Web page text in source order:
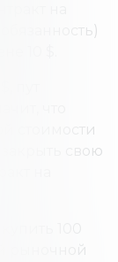
на
10 $.
пут
что
стоимости
свою
на
100
рыночной